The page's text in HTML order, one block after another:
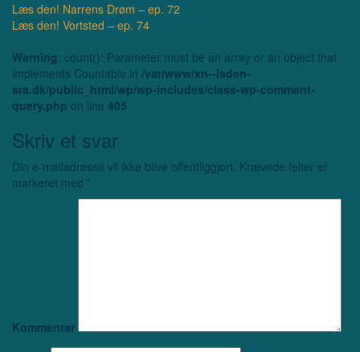
Læs den! Narrens Drøm – ep. 72
Læs den! Vortsted – ep. 74
Warning: count(): Parameter must be an array or an object that
implements Countable in /var/www/xn--lsden-
sra.dk/public_html/wp/wp-includes/class-wp-comment-
query.php on line 405
Skriv et svar
Din e-mailadresse vil ikke blive offentliggjort. Krævede felter er
markeret med *
Kommentar